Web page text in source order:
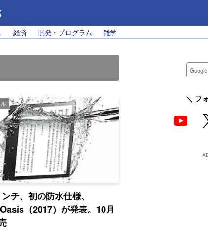
経済 開発・プログラム 雑学
チ、初の防水仕様、
（2017）が発表。10月
＼ フ